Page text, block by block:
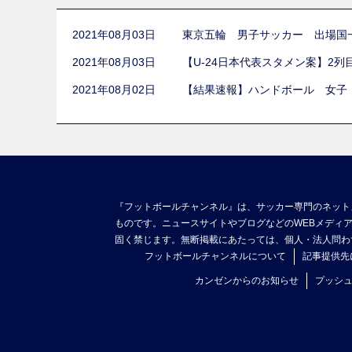
2021年08月03日 東京五輪 男子サッカー 出場国
2021年08月03日 【U-24日本代表スタメン案】2
2021年08月02日 【結果速報】ハンドボール 女
『フットボールチャンネル』は、サッカー専門のネッ
ものです。ニュースサイトやブログなどのWEBメディ
固く禁じます。無断掲載にあたっては、個人・法人問
フットボールチャンネルについて
記事提供先
カンゼンからのお知らせ プッシ